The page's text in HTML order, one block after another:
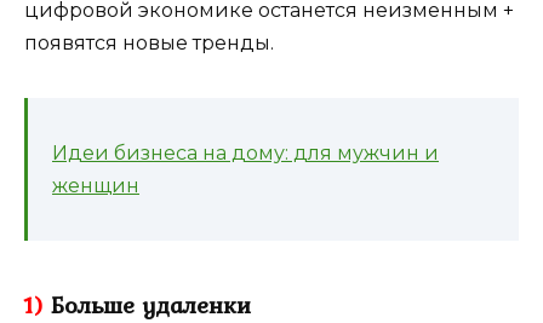
цифровой экономике останется неизменным +
появятся новые тренды.
Идеи бизнеса на дому: для мужчин и
женщин
1) Больше удаленки